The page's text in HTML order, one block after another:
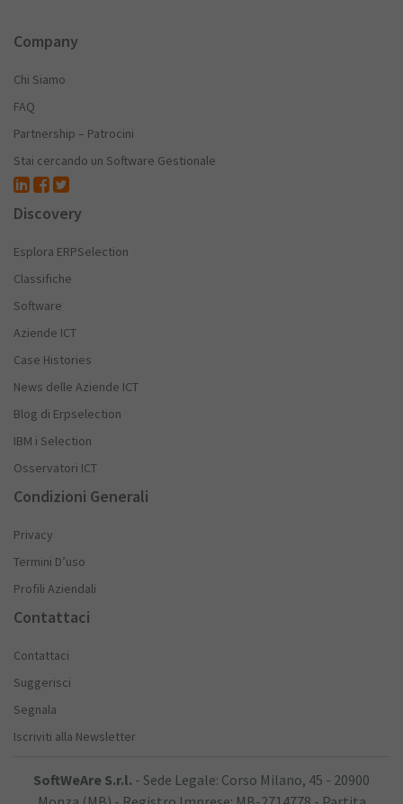
Company
Chi Siamo
FAQ
Partnership – Patrocini
Stai cercando un Software Gestionale
Discovery
Esplora ERPSelection
Classifiche
Software
Aziende ICT
Case Histories
News delle Aziende ICT
Blog di Erpselection
IBM i Selection
Osservatori ICT
Condizioni Generali
Privacy
Termini D’uso
Profili Aziendali
Contattaci
Contattaci
Suggerisci
Segnala
Iscriviti alla Newsletter
SoftWeAre S.r.l. - Sede Legale: Corso Milano, 45 - 20900